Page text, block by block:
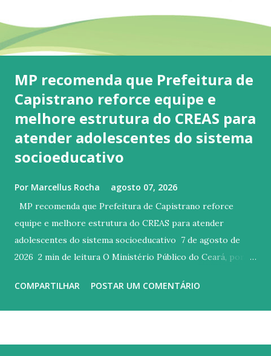
MP recomenda que Prefeitura de
Capistrano reforce equipe e
melhore estrutura do CREAS para
atender adolescentes do sistema
socioeducativo
Por Marcellus Rocha agosto 07, 2026
MP recomenda que Prefeitura de Capistrano reforce
equipe e melhore estrutura do CREAS para atender
adolescentes do sistema socioeducativo 7 de agosto de
2026 2 min de leitura O Ministério Público do Ceará, por
que a Prefeitura reforce a equipe do Centro de Referência
COMPARTILHAR POSTAR UM COMENTÁRIO